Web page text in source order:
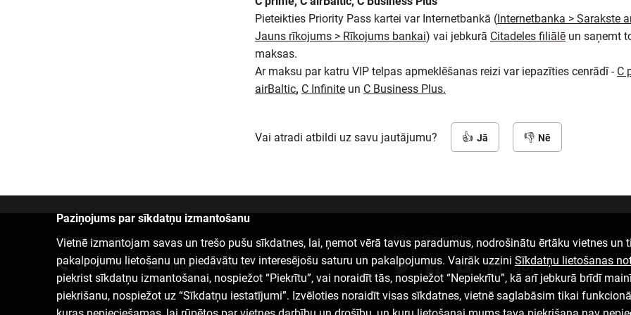
Pieteikties Priority Pass kartei var Internetbankā (Internetbanka > Sarakste
Jauns rīkojums > Rīkojums bankai) vai jebkurā Citadeles filiālē un saņemt
maksas.
Ar maksu par katru VIP telpas apmeklēšanas reizi var iepazīties cenrādī - C
airBaltic, C Infinite un C Business Plus.
Vai atradi atbildi uz savu jautājumu? Jā Nē
Paziņojums par sīkdatņu izmantošanu
Vietnē izmantojam savas un trešo pušu sīkdatnes, lai, ņemot vērā tavus paradumus, nodrošinātu ērtāku vietnes un
pakalpojumu lietošanu un piedāvātu tev interesējošu saturu un pakalpojumus. Vairāk uzzini Sīkdatņu lietošanas
piekrist sīkdatņu izmantošanai, nospiežot “Piekrītu”, vai noraidīt tās, nospiežot “Nepiekrītu”, kā arī jebkurā brīdī
piekrišanu, nospiežot uz “Sīkdatņu iestatījumi”. Izvēloties noraidīt visas sīkdatnes, vietnē saglabāsim tikai
Sazinies ar mums
6701 0000 info@citadele.lv
Mēs sociālajos tīklos